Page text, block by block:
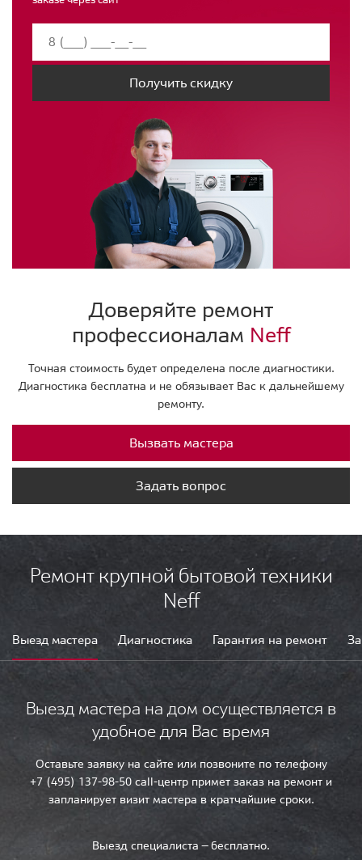
Получить скидку
Доверяйте ремонт
профессионалам Neff
Точная стоимость будет определена после диагностики.
Диагностика бесплатна и не обязывает Вас к дальнейшему
ремонту.
Вызвать мастера
Задать вопрос
Ремонт крупной бытовой техники
Neff
Выезд мастера Диагностика Гарантия на ремонт
Выезд мастера на дом осуществляется в
удобное для Вас время
Оставьте заявку на сайте или позвоните по телефону
+7 (495) 137-98-50 call-центр примет заказ на ремонт и
запланирует визит мастера в кратчайшие сроки.
Выезд специалиста — бесплатно.